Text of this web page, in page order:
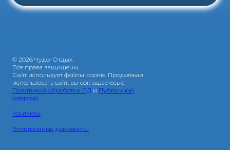
© 2026 Чудо-Отдых.
Все права защищены.
Сайт использует файлы-cookie. Продолжая
использовать сайт, вы соглашаетесь с
Политикой обработки ПД и Публичной
офертой
Контакты
Электронные документы